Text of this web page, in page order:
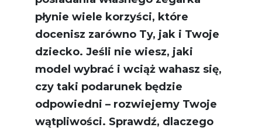
płynie wiele korzyści, które
docenisz zarówno Ty, jak i Twoje
dziecko. Jeśli nie wiesz, jaki
model wybrać i wciąż wahasz się,
czy taki podarunek będzie
odpowiedni – rozwiejemy Twoje
wątpliwości. Sprawdź, dlaczego